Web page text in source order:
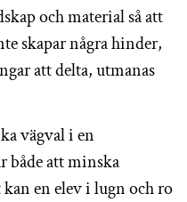
och material så att
skapar några hinder,
att delta, utmanas
vägval i en
både att minska
en elev i lugn och ro